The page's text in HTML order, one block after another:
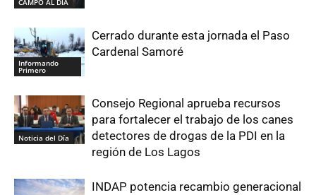
CAMPO AL DIA
Informando
Primero
Cerrado durante esta jornada el Paso
Cardenal Samoré
Noticia del Día
Consejo Regional aprueba recursos
para fortalecer el trabajo de los canes
detectores de drogas de la PDI en la
región de Los Lagos
INDAP potencia recambio generacional